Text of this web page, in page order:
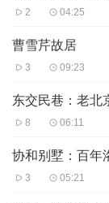
2 04:25
曹雪芹故居
3 09:23
东交民巷：老北
8 06:11
协和别墅：百年
3 05:21